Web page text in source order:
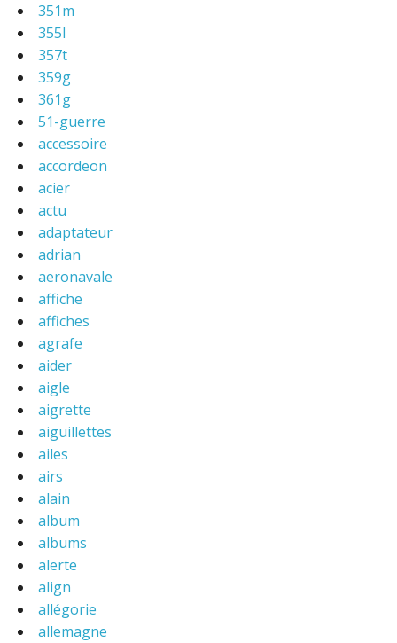
351m
355l
357t
359g
361g
51-guerre
accessoire
accordeon
acier
actu
adaptateur
adrian
aeronavale
affiche
affiches
agrafe
aider
aigle
aigrette
aiguillettes
ailes
airs
alain
album
albums
alerte
align
allégorie
allemagne